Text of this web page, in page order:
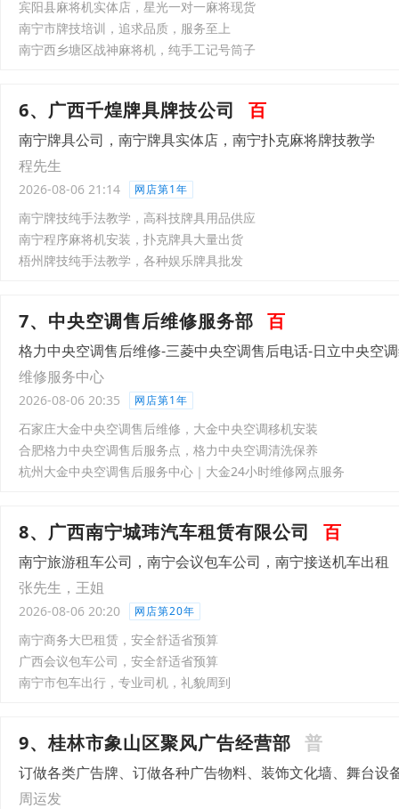
宾阳县麻将机实体店，星光一对一麻将现货
南宁市牌技培训，追求品质，服务至上
南宁西乡塘区战神麻将机，纯手工记号筒子
6、广西千煌牌具牌技公司 百
南宁牌具公司，南宁牌具实体店，南宁扑克麻将牌技教学
程先生
2026-08-06 21:14 网店第1年
南宁牌技纯手法教学，高科技牌具用品供应
南宁程序麻将机安装，扑克牌具大量出货
梧州牌技纯手法教学，各种娱乐牌具批发
7、中央空调售后维修服务部 百
格力中央空调售后维修-三菱中央空调售后电话-日立中央空
维修服务中心
2026-08-06 20:35 网店第1年
石家庄大金中央空调售后维修，大金中央空调移机安装
合肥格力中央空调售后服务点，格力中央空调清洗保养
杭州大金中央空调售后服务中心｜大金24小时维修网点服务
8、广西南宁城玮汽车租赁有限公司 百
南宁旅游租车公司，南宁会议包车公司，南宁接送机车出租
张先生，王姐
2026-08-06 20:20 网店第20年
南宁商务大巴租赁，安全舒适省预算
广西会议包车公司，安全舒适省预算
南宁市包车出行，专业司机，礼貌周到
9、桂林市象山区聚风广告经营部 普
订做各类广告牌、订做各种广告物料、装饰文化墙、舞台设
周运发